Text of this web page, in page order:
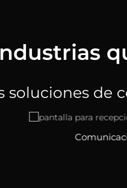
soluciones de